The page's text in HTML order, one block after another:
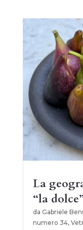
La
“la
da Gabriele
numero 34,